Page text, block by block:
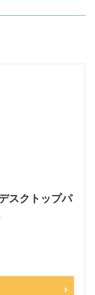
スクトップパ